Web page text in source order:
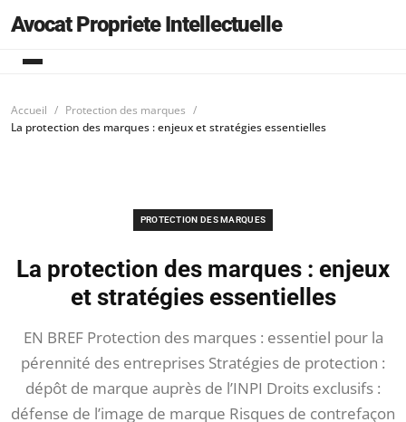
Avocat Propriete Intellectuelle
Accueil
Protection des marques
La protection des marques : enjeux et stratégies essentielles
PROTECTION DES MARQUES
La protection des marques : enjeux
et stratégies essentielles
EN BREF Protection des marques : essentiel pour la
pérennité des entreprises Stratégies de protection :
dépôt de marque auprès de l’INPI Droits exclusifs :
défense de l’image de marque Risques de contrefaçon